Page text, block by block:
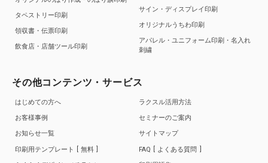
タペストリー印刷
領収書・伝票印刷
飲食店・店舗ツール印刷
サイン・ディスプレイ印刷
オリジナルうちわ印刷
アパレル・ユニフォーム印刷・名入れ
刺繍
その他コンテンツ・サービス
はじめての方へ
お客様事例
お知らせ一覧
印刷用テンプレート
無料
ラクスル活用方法
セミナーのご案内
サイトマップ
FAQ
よくある質問